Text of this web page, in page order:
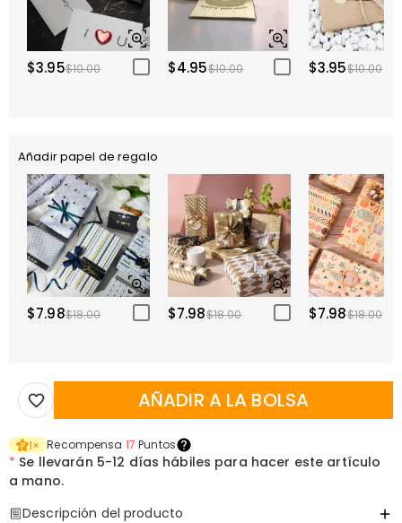
$3.95$10.00 $4.95$10.00 $3.95$10.00
Añadir papel de regalo
$7.98$18.00 $7.98$18.00 $7.98$18.00
AÑADIR A LA BOLSA
1× Recompensa 17 Puntos
* Se llevarán 5-12 días hábiles para hacer este artículo
a mano.
Descripción del producto